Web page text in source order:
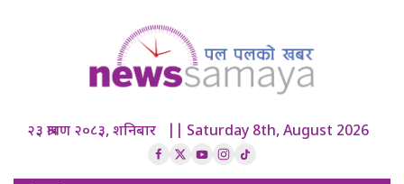
२३ श्रावण २०८३, शनिबार || Saturday 8th, August 2026